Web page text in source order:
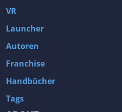
VR
Launcher
Autoren
Franchise
Handbücher
Tags